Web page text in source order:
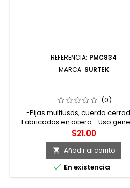
REFERENCIA: PMC834
MARCA: SURTEK
(0)
-Pijas multiusos, cuerda
Fabricadas en acero. -Uso
Longitud 3/4". -Para trabajos en
de yeso, madera, aglomerados,
Precio
$21.00
 Añadir al carrito
 En existencia